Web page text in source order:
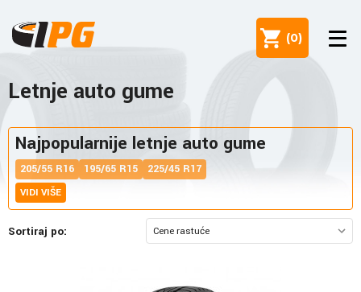
(0)
Letnje auto gume
Najpopularnije letnje auto gume
205/55 R16 195/65 R15 225/45 R17
VIDI VIŠE
Sortiraj po: